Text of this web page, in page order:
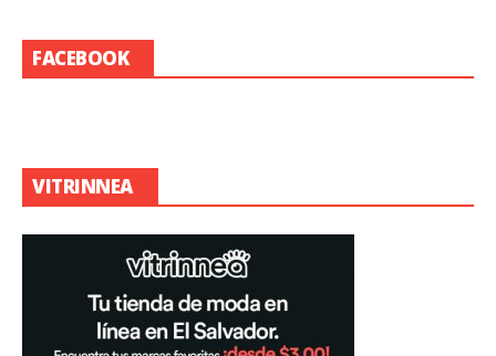
FACEBOOK
VITRINNEA